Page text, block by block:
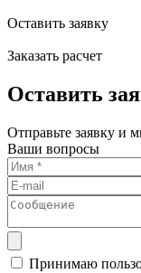
Оставить заявку
Заказать расчет
Оставить
Отправьте заявку и
Ваши вопросы
Принимаю